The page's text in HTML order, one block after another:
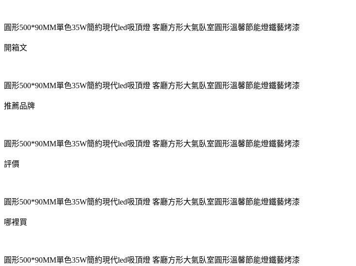
圓形500*90MM單色35W簡約現代led吸頂燈 客廳方形大氣臥室圓形溫馨節能燈鐵藝烤漆
開箱文
圓形500*90MM單色35W簡約現代led吸頂燈 客廳方形大氣臥室圓形溫馨節能燈鐵藝烤漆
推薦品牌
圓形500*90MM單色35W簡約現代led吸頂燈 客廳方形大氣臥室圓形溫馨節能燈鐵藝烤漆
評價
圓形500*90MM單色35W簡約現代led吸頂燈 客廳方形大氣臥室圓形溫馨節能燈鐵藝烤漆
哪裡買
圓形500*90MM單色35W簡約現代led吸頂燈 客廳方形大氣臥室圓形溫馨節能燈鐵藝烤漆